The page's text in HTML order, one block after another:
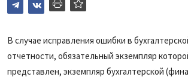
Архив
База знаний
В случае исправления ошибки в
отчетности, обязательный экземпляр
представлен, экземпляр бухгалтерской